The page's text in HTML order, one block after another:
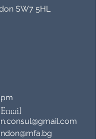
SW7 5HL
Email